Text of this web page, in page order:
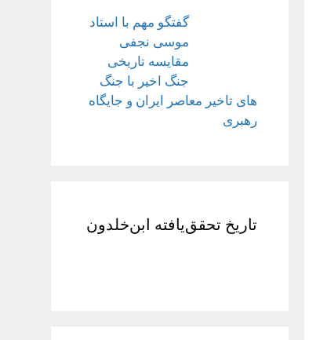
گفتگو مهم با استاد
موسی نجفی
مقایسه تاریخی
جنگ اخیر با جنگ
های تاخیر معاصر ایران و جایگاه
رهبری
تاریخ تحقق‌یافته ابن‌خلدون